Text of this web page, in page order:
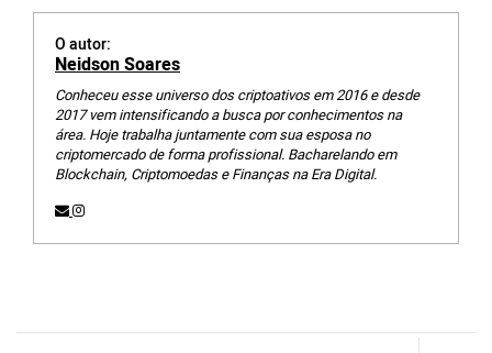
O autor:
Neidson Soares
Conheceu esse universo dos criptoativos em 2016 e desde
2017 vem intensificando a busca por conhecimentos na
área. Hoje trabalha juntamente com sua esposa no
criptomercado de forma profissional. Bacharelando em
Blockchain, Criptomoedas e Finanças na Era Digital.